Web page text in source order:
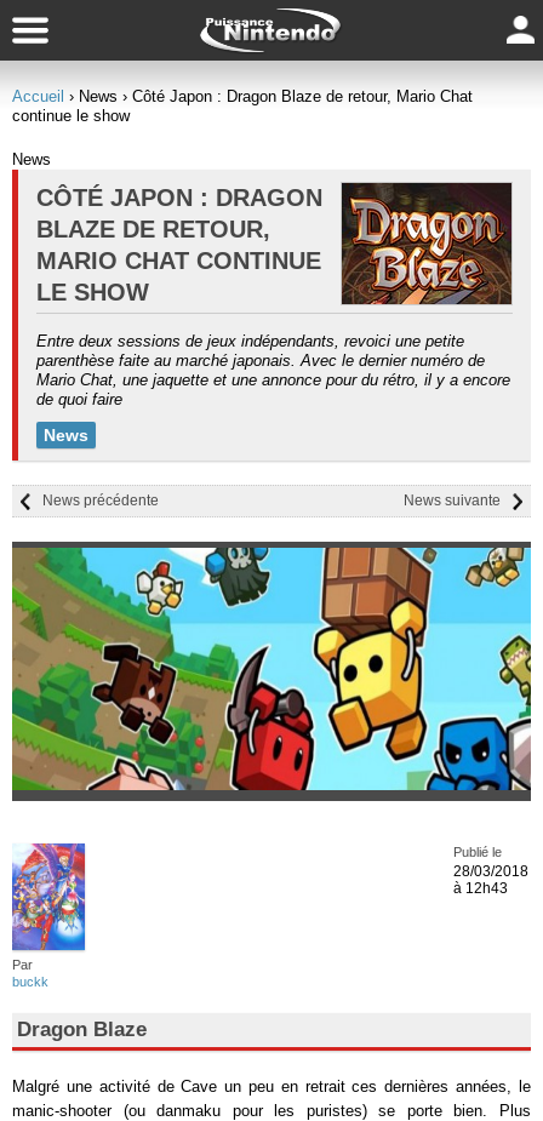
Accueil › News › Côté Japon : Dragon Blaze de retour, Mario Chat
continue le show
News
CÔTÉ JAPON : DRAGON
BLAZE DE RETOUR,
MARIO CHAT CONTINUE
LE SHOW
Entre deux sessions de jeux indépendants, revoici une petite
parenthèse faite au marché japonais. Avec le dernier numéro de
Mario Chat, une jaquette et une annonce pour du rétro, il y a encore
de quoi faire
News
News suivante
News précédente
Par
buckk
Publié le
28/03/2018
à 12h43
Dragon Blaze
Malgré une activité de Cave un peu en retrait ces dernières années, le
manic-shooter (ou danmaku pour les puristes) se porte bien. Plus